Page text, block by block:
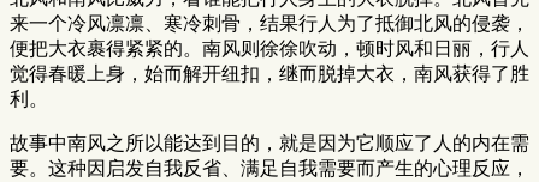
来一个冷风凛凛、寒冷刺骨，结果行人为了抵御北风的侵袭，
便把大衣裹得紧紧的。南风则徐徐吹动，顿时风和日丽，行人
觉得春暖上身，始而解开纽扣，继而脱掉大衣，南风获得了胜
利。
故事中南风之所以能达到目的，就是因为它顺应了人的内在需
要。这种因启发自我反省、满足自我需要而产生的心理反应，